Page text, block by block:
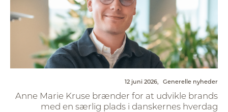
12 juni 2026, Generelle nyheder
Anne Marie Kruse brænder for at udvikle brands
med en særlig plads i danskernes hverdag